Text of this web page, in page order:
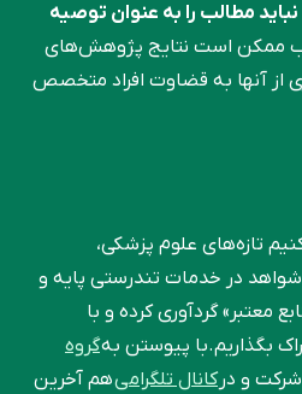
مطالب را به عنوان توصیه
ممکن است نتایج پژوهش‌های
از آنها به قضاوت افراد متخصص
تازه‌های علوم پزشکی،
در خدمات تندرستی پایه و
معتبر» گردآوری کرده و با
بگذاریم.با پیوستن بهگروه
شرکت و درکانال تلگرامیهم آخرین